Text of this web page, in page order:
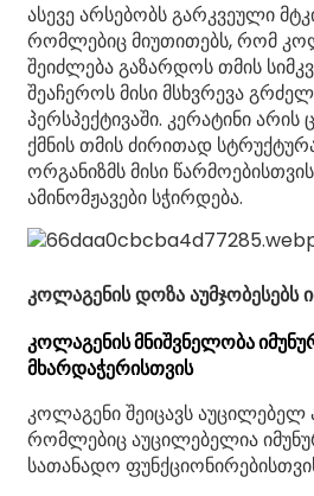
ასევე არსებობს გარკვეული
რომლებიც მიუთითებს, რომ
შეიძლება გაზარდოს თმის
შეაჩეროს მისი მსხვრევა
პერსპექტივაში. კერატინი
ქმნის თმის ძირითად
ორგანიზმს მისი
ამინომჟავები სჭირდება.
კოლაგენის დოზა აუმჯობესებს
კოლაგენის მნიშვნელობა
მხარდაჭერისთვის
კოლაგენი შეიცავს აუცილებელ
რომლებიც აუცილებელია
სათანადო